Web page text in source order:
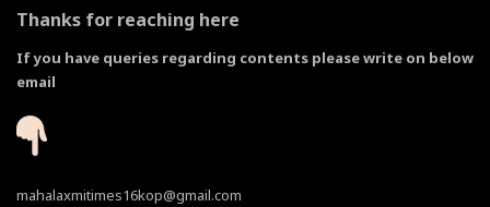
Thanks for reaching here
If you have queries regarding contents please write on below
email
mahalaxmitimes16kop@gmail.com